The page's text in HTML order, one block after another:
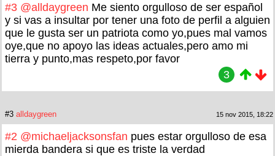
#3 @alldaygreen Me siento orgulloso de ser español
y si vas a insultar por tener una foto de perfil a alguien
que le gusta ser un patriota como yo,pues mal vamos
oye,que no apoyo las ideas actuales,pero amo mi
tierra y punto,mas respeto,por favor
3
#3 alldaygreen 15 nov 2015, 18:22
#2 @michaeljacksonsfan pues estar orgulloso de esa
mierda bandera si que es triste la verdad